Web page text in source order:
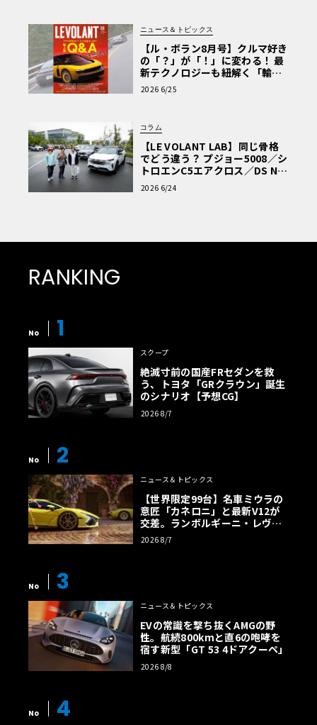
ニュース＆トピックス
【ル・ボラン8月号】クルマ好き
の「？」が「！」に変わる！ 最
新テクノロジーも紐解く「輸入
車Q&A」
2026 6/25
コラム
【LE VOLANT LAB】同じ骨格
でどう違う？ プジョー5008／シ
トロエンC5エアクロス／DS Nº4
読者一気乗りレポート
2026 6/24
RANKING
No 1
スクープ
絶滅寸前の国産FRセダンを救
う、トヨタ「GRクラウン」誕生
のシナリオ【予想CG】
2026 8/7
No 2
ニュース＆トピックス
【世界限定99台】名車ミウラの
意匠「カネロニ」と最新V12が
交差。ランボルギーニ・レヴエ
ルトに60周年記念車が登場
2026 8/7
No 3
ニュース＆トピックス
EVの常識を撃ち抜くAMGの野
性。航続800kmと直6の咆哮を
宿す新型「GT 53 4ドアクーペ」
2026 8/8
No 4